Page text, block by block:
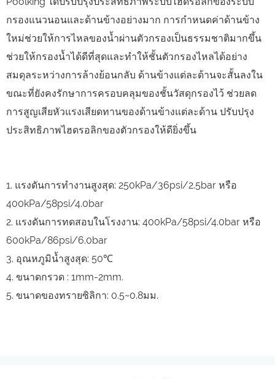
กรองแนวนอนและด้านข้างอย่างมาก การกำหนดค่าด้านข้าง
ใหม่ช่วยให้การไหลของน้ำผ่านตัวกรองเป็นธรรมชาติมากขึ้น
ช่วยให้กรองน้ำได้ดีที่สุดและทำให้ชั้นตัวกรองไหลได้อย่าง
สมดุลระหว่างการล้างย้อนกลับ ด้านข้างแต่ละด้านจะสั้นลงใน
ขณะที่ยังคงรักษาการครอบคลุมของชั้นวัสดุกรองไว้ ช่วยลด
การสูญเสียหัวแรงเสียดทานของด้านข้างแต่ละด้าน ปรับปรุง
ประสิทธิภาพไฮดรอลิกของตัวกรองให้ดียิ่งขึ้น
1. แรงดันการทำงานสูงสุด: 250kPa/36psi/2.5bar หรือ
400kPa/58psi/4.0bar
2. แรงดันการทดสอบในโรงงาน: 400kPa/58psi/4.0bar หรือ
600kPa/86psi/6.0bar
3. อุณหภูมิน้ำสูงสุด: 50℃
4. ขนาดกรวด : 1mm-2mm.
5. ขนาดของทรายซิลิกา: 0.5~0.8มม.